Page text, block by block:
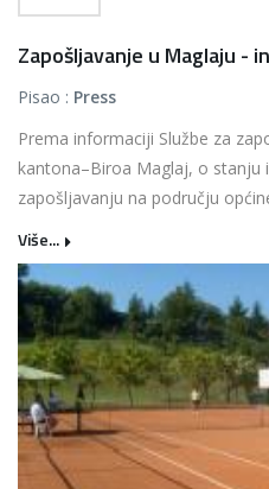
Zapošljavanje u Maglaju -
Pisao : Press
Prema informaciji Službe za
kantona–Biroa Maglaj, o stanju
zapošljavanju na području
Više...